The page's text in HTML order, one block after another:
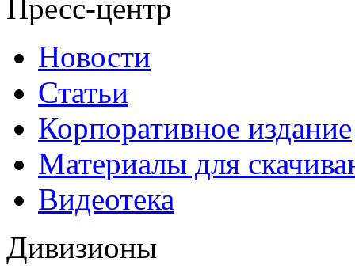
Пресс-центр
Новости
Статьи
Корпоративное издание
Материалы для
Видеотека
Дивизионы